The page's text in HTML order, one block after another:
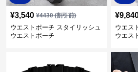
¥3,540 ¥4430(割引前)
ウエストポーチ スタイリッシュ
ウエストポーチ
¥
ウエス
ウエス